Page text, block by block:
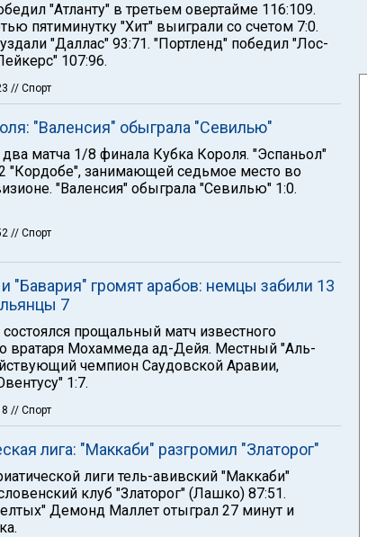
"Атланту" в третьем овертайме 116:109.
пятиминутку "Хит" выиграли со счетом 7:0.
"Даллас" 93:71. "Портленд" победил "Лос-
107:96.
// Спорт
"Валенсия" обыграла "Севилью"
два матча 1/8 финала Кубка Короля. "Эспаньол"
"Кордобе", занимающей седьмое место во
"Валенсия" обыграла "Севилью" 1:0.
// Спорт
"Бавария" громят арабов: немцы забили 13
7
прощальный матч известного
вратаря Мохаммеда ад-Дейя. Местный "Аль-
чемпион Саудовской Аравии,
1:7.
// Спорт
лига: "Маккаби" разгромил "Златорог"
лиги тель-авивский "Маккаби"
клуб "Златорог" (Лашко) 87:51.
Демонд Маллет отыграл 27 минут и